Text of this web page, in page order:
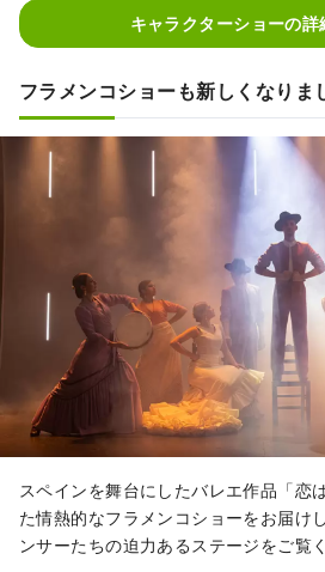
キャラクターショーの詳
フラメンコショーも新しくなりま
スペインを舞台にしたバレエ作品「恋
た情熱的なフラメンコショーをお届け
ンサーたちの迫力あるステージをご覧